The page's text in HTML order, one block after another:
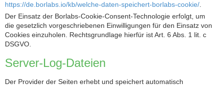
https://de.borlabs.io/kb/welche-daten-speichert-borlabs-cookie/
Der Einsatz der Borlabs-Cookie-Consent-Technologie erfolgt, um
die gesetzlich vorgeschriebenen Einwilligungen für den Einsatz von
Cookies einzuholen. Rechtsgrundlage hierfür ist Art. 6 Abs. 1 lit. c
DSGVO.
Server-Log-Dateien
Der Provider der Seiten erhebt und speichert automatisch